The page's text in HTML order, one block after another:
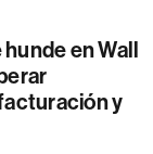
en Wall
y